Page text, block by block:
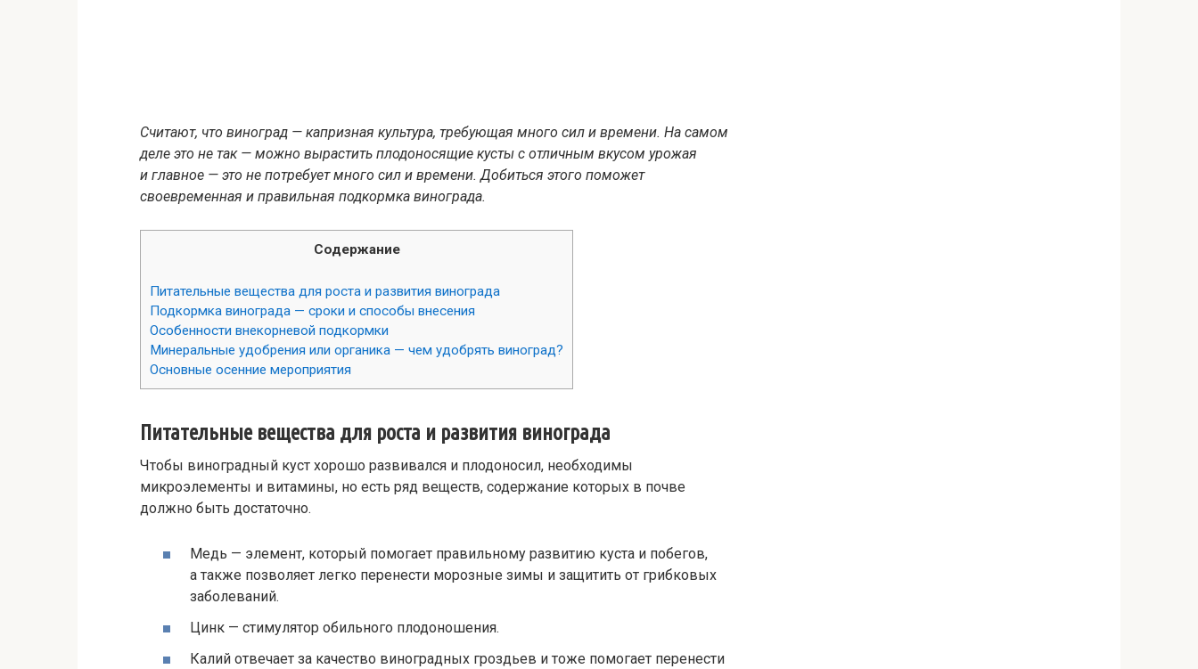
Считают, что виноград — капризная культура, требующая много сил и времени. На самом
деле это не так — можно вырастить плодоносящие кусты с отличным вкусом урожая
и главное — это не потребует много сил и времени. Добиться этого поможет
своевременная и правильная подкормка винограда.
Содержание
Питательные вещества для роста и развития винограда
Подкормка винограда — сроки и способы внесения
Особенности внекорневой подкормки
Минеральные удобрения или органика — чем удобрять виноград?
Основные осенние мероприятия
Питательные вещества для роста и развития винограда
Чтобы виноградный куст хорошо развивался и плодоносил, необходимы
микроэлементы и витамины, но есть ряд веществ, содержание которых в почве
должно быть достаточно.
Медь — элемент, который помогает правильному развитию куста и побегов,
а также позволяет легко перенести морозные зимы и защитить от грибковых
заболеваний.
Цинк — стимулятор обильного плодоношения.
Калий отвечает за качество виноградных гроздьев и тоже помогает перенести